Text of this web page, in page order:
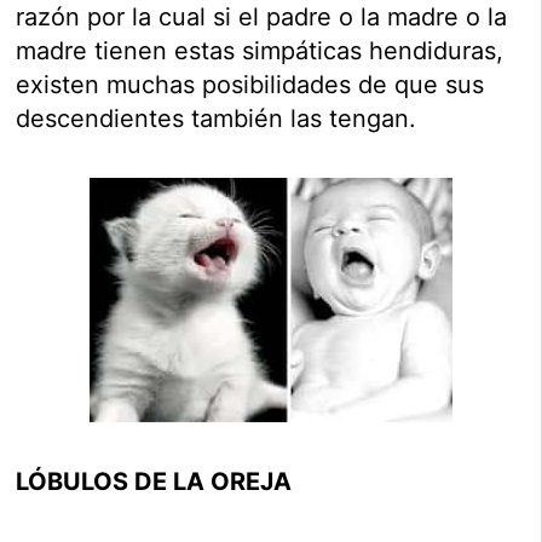
razón por la cual si el padre o la madre o la
madre tienen estas simpáticas hendiduras,
existen muchas posibilidades de que sus
descendientes también las tengan.
LÓBULOS DE LA OREJA